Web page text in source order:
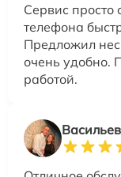
Сервис просто
телефона
Предложил
очень удобно.
работой.